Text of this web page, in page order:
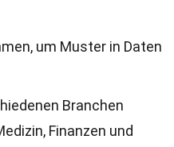
um Muster in Daten
Branchen
Finanzen und